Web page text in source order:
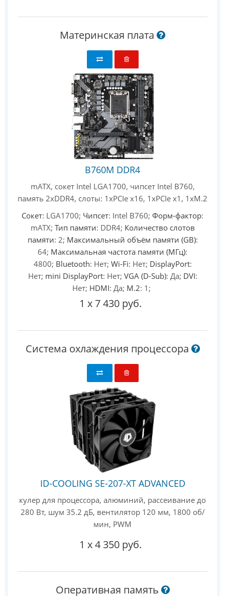
Материнская плата
B760M DDR4
mATX, сокет Intel LGA1700, чипсет Intel B760,
память 2xDDR4, слоты: 1xPCIe x16, 1xPCIe x1, 1xM.2
Сокет: LGA1700; Чипсет: Intel B760; Форм-фактор:
mATX; Тип памяти: DDR4; Количество слотов
памяти: 2; Максимальный объём памяти (GB):
64; Максимальная частота памяти (МГц):
4800; Bluetooth: Нет; Wi-Fi: Нет; DisplayPort:
Нет; mini DisplayPort: Нет; VGA (D-Sub): Да; DVI:
Нет; HDMI: Да; M.2: 1;
1 x 7 430 руб.
Система охлаждения процессора
ID-COOLING SE-207-XT ADVANCED
кулер для процессора, алюминий, рассеивание до
280 Вт, шум 35.2 дБ, вентилятор 120 мм, 1800 об/
мин, PWM
1 x4 350 руб.
Оперативная память